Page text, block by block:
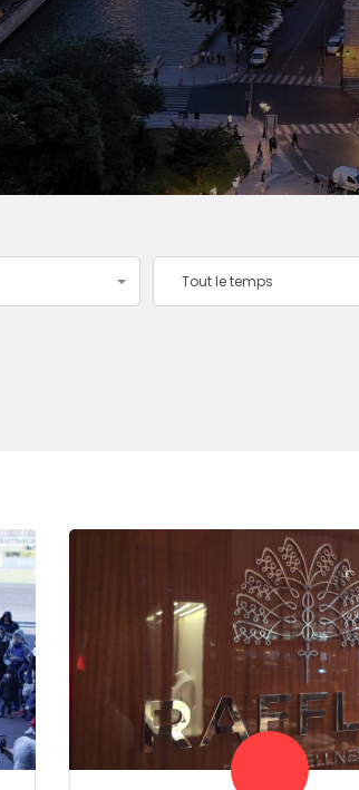
Tout le temps